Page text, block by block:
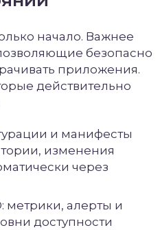
начало. Важнее
безопасно
приложения.
действительно
и манифесты
изменения
через
метрики, алерты и
доступности